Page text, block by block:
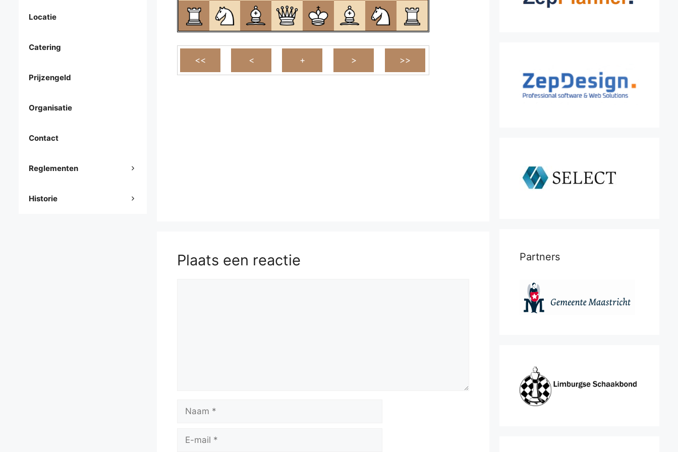
Plaats een reactie
mail
Locatie
Catering
Prijzengeld
Organisatie
Contact
Reglementen
Historie
Partners